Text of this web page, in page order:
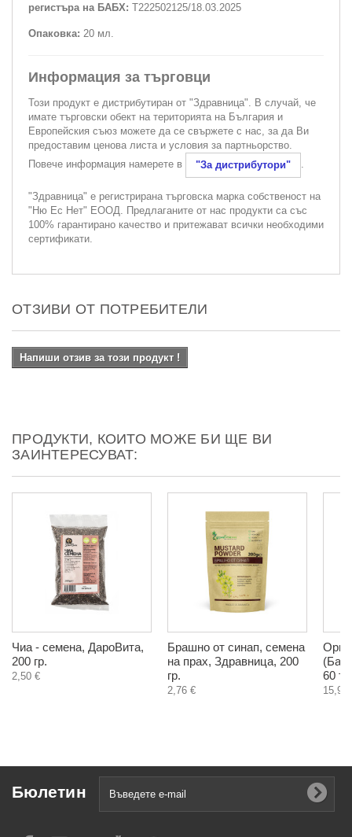
регистъра на БАБХ: Т222502125/18.03.2025
Опаковка: 20 мл.
Информация за търговци
Този продукт е дистрибутиран от "Здравница". В случай, че
имате търговски обект на територията на България и
Европейския съюз можете да се свържете с нас, за да Ви
предоставим ценова листа и условия за партньорство.
Повече информация намерете в
"За дистрибутори" .
"Здравница" е регистрирана търговска марка собственост на
"Ню Ес Нет" ЕООД. Предлаганите от нас продукти са със
100% гарантирано качество и притежават всички необходими
сертификати.
ОТЗИВИ ОТ ПОТРЕБИТЕЛИ
Напиши отзив за този продукт !
ПРОДУКТИ, КОИТО МОЖЕ БИ ЩЕ ВИ
ЗАИНТЕРЕСУВАТ:
Чиа - семена, ДароВита,
200 гр.
2,50 €
Брашно от синап, семена
на прах, Здравница, 200
гр.
2,76 €
60
15,90
Бюлетин